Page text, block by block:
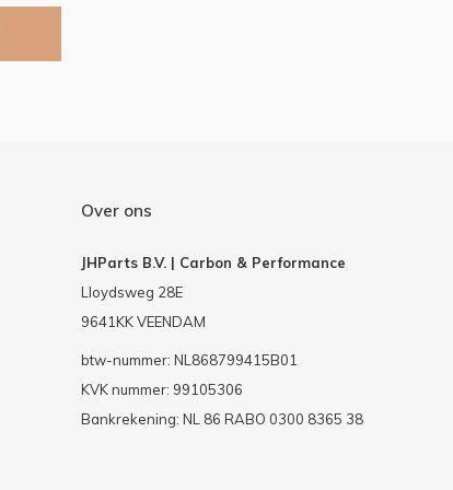
Over ons
JHParts B.V. | Carbon & Performance
Lloydsweg 28E
9641KK VEENDAM
btw-nummer: NL868799415B01
KVK nummer: 99105306
Bankrekening: NL 86 RABO 0300 8365 38